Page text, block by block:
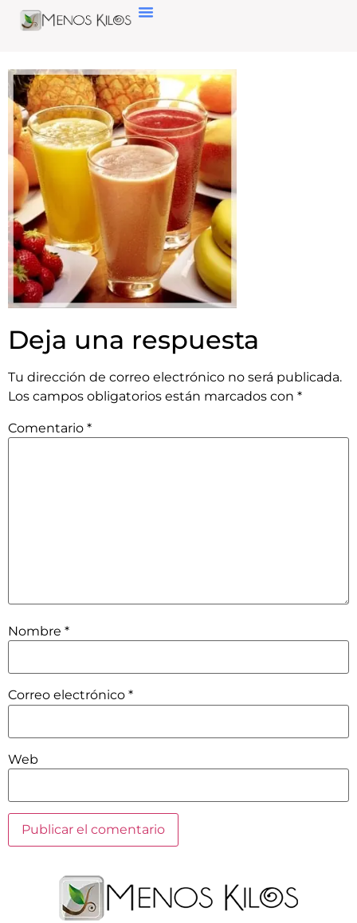
Deja una respuesta
Tu dirección de correo electrónico no será publicada.
Los campos obligatorios están marcados con *
Comentario *
Nombre *
Correo electrónico *
Web